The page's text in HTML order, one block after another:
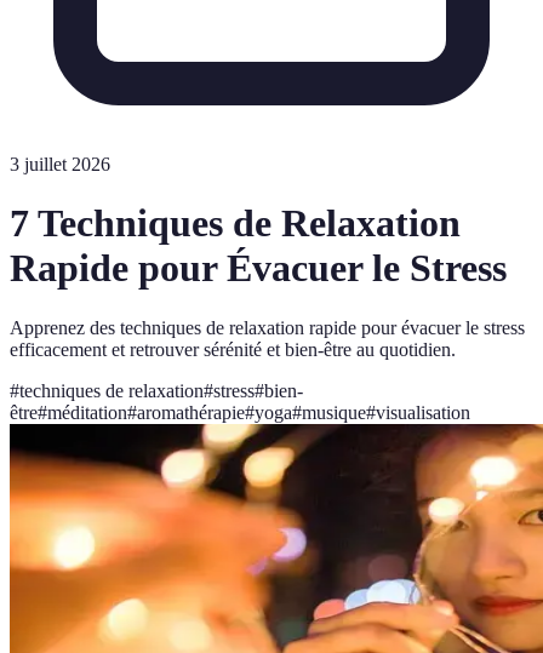
3 juillet 2026
7 Techniques de Relaxation
Rapide pour Évacuer le Stress
Apprenez des techniques de relaxation rapide pour évacuer le stress
efficacement et retrouver sérénité et bien-être au quotidien.
#techniques de relaxation#stress#bien-
être#méditation#aromathérapie#yoga#musique#visualisation